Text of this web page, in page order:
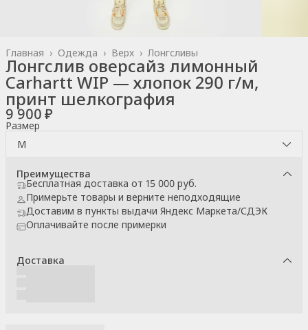
Лонгсливы
Верх ›
Одежда ›
Главная ›
Лонгслив оверсайз лимонный
Carhartt WIP — хлопок 290 г/м,
принт шелкография
9 900 ₽
Размер
M
Преимущества
Бесплатная доставка от 15 000 руб.
Примерьте товары и верните неподходящие
Доставим в пункты выдачи Яндекс Маркета/СДЭК
Оплачивайте после примерки
Доставка